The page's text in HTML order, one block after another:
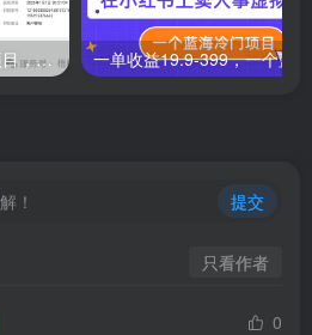
仅用手机就可以做的小项目，当天就能见钱，每天100-300
！ 提交
只看作者
0